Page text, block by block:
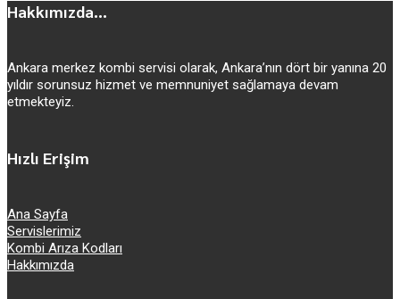
Hakkımızda...
Ankara merkez kombi servisi olarak, Ankara’nın dört bir yanına 20
yıldır sorunsuz hizmet ve memnuniyet sağlamaya devam
etmekteyiz.
Hızlı Erişim
Ana Sayfa
Servislerimiz
Kombi Arıza Kodları
Hakkımızda